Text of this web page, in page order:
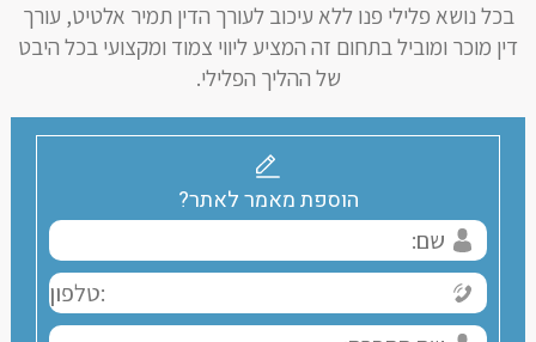
בכל נושא פלילי פנו ללא עיכוב לעורך הדין תמיר אלטיט, עורך
דין מוכר ומוביל בתחום זה המציע ליווי צמוד ומקצועי בכל היבט
של ההליך הפלילי.
הוספת מאמר לאתר?